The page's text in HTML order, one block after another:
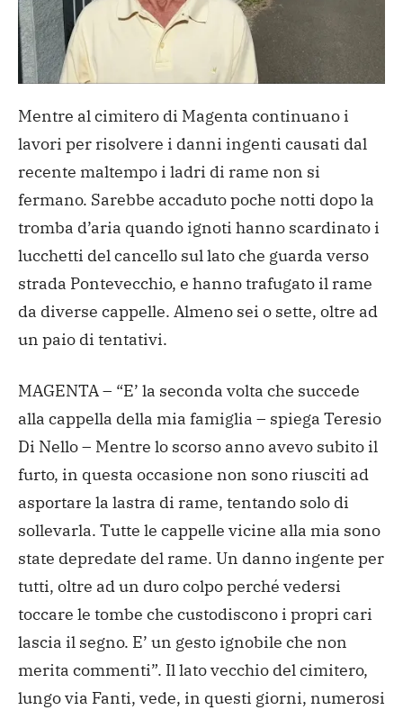
Mentre al cimitero di Magenta continuano i
lavori per risolvere i danni ingenti causati dal
recente maltempo i ladri di rame non si
fermano. Sarebbe accaduto poche notti dopo la
tromba d’aria quando ignoti hanno scardinato i
lucchetti del cancello sul lato che guarda verso
strada Pontevecchio, e hanno trafugato il rame
da diverse cappelle. Almeno sei o sette, oltre ad
un paio di tentativi.
MAGENTA – “E’ la seconda volta che succede
alla cappella della mia famiglia – spiega Teresio
Di Nello – Mentre lo scorso anno avevo subito il
furto, in questa occasione non sono riusciti ad
asportare la lastra di rame, tentando solo di
sollevarla. Tutte le cappelle vicine alla mia sono
state depredate del rame. Un danno ingente per
tutti, oltre ad un duro colpo perché vedersi
toccare le tombe che custodiscono i propri cari
lascia il segno. E’ un gesto ignobile che non
merita commenti”. Il lato vecchio del cimitero,
lungo via Fanti, vede, in questi giorni, numerosi